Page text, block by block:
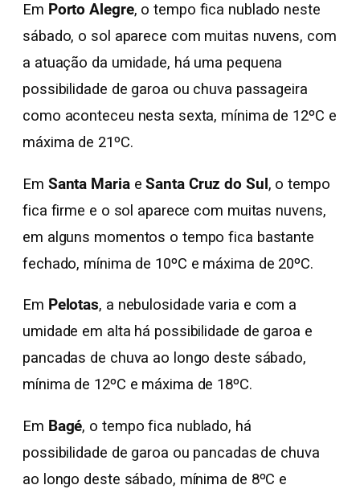
Em Porto Alegre, o tempo fica nublado neste
sábado, o sol aparece com muitas nuvens, com
a atuação da umidade, há uma pequena
possibilidade de garoa ou chuva passageira
como aconteceu nesta sexta, mínima de 12ºC e
máxima de 21ºC.
Em Santa MariaeSanta Cruz do Sul, o tempo
fica firme e o sol aparece com muitas nuvens,
em alguns momentos o tempo fica bastante
fechado, mínima de 10ºC e máxima de 20ºC.
Em Pelotas, a nebulosidade varia e com a
umidade em alta há possibilidade de garoa e
pancadas de chuva ao longo deste sábado,
mínima de 12ºC e máxima de 18ºC.
Em Bagé, o tempo fica nublado, há
possibilidade de garoa ou pancadas de chuva
ao longo deste sábado, mínima de 8ºC e